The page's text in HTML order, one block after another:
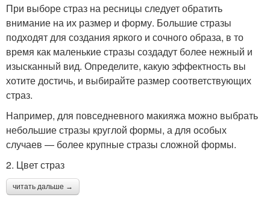
При выборе страз на ресницы следует обратить
внимание на их размер и форму. Большие стразы
подходят для создания яркого и сочного образа, в то
время как маленькие стразы создадут более нежный и
изысканный вид. Определите, какую эффектность вы
хотите достичь, и выбирайте размер соответствующих
страз.
Например, для повседневного макияжа можно выбрать
небольшие стразы круглой формы, а для особых
случаев — более крупные стразы сложной формы.
2. Цвет страз
читать дальше →